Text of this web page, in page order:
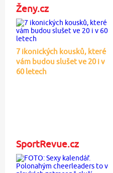
Ženy.cz
7 ikonických kousků, které
vám budou slušet ve 20 i v
60 letech
SportRevue.cz